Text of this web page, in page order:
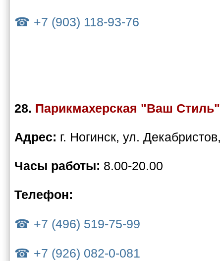
+7 (903) 118-93-76
28. Парикмахерская "Ваш Стиль"
Адрес: г. Ногинск, ул.
Часы работы: 8.00-20.00
Телефон:
+7 (496) 519-75-99
+7 (926) 082-0-081